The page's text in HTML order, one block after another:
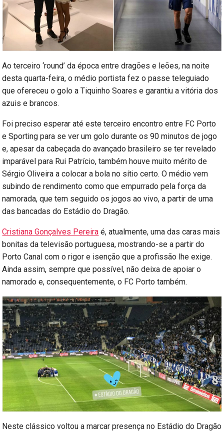
Ao terceiro ‘round’ da época entre dragões e leões, na noite
desta quarta-feira, o médio portista fez o passe teleguiado
que ofereceu o golo a Tiquinho Soares e garantiu a vitória dos
azuis e brancos.
Foi preciso esperar até este terceiro encontro entre FC Porto
e Sporting para se ver um golo durante os 90 minutos de jogo
e, apesar da cabeçada do avançado brasileiro se ter revelado
imparável para Rui Patrício, também houve muito mérito de
Sérgio Oliveira a colocar a bola no sítio certo. O médio vem
subindo de rendimento como que empurrado pela força da
namorada, que tem seguido os jogos ao vivo, a partir de uma
das bancadas do Estádio do Dragão.
Cristiana Gonçalves Pereira é, atualmente, uma das caras mais
bonitas da televisão portuguesa, mostrando-se a partir do
Porto Canal com o rigor e isenção que a profissão lhe exige.
Ainda assim, sempre que possível, não deixa de apoiar o
namorado e, consequentemente, o FC Porto também.
Neste clássico voltou a marcar presença no Estádio do Dragão